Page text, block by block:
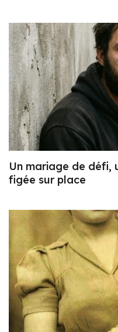
Un mariage de défi,
figée sur place